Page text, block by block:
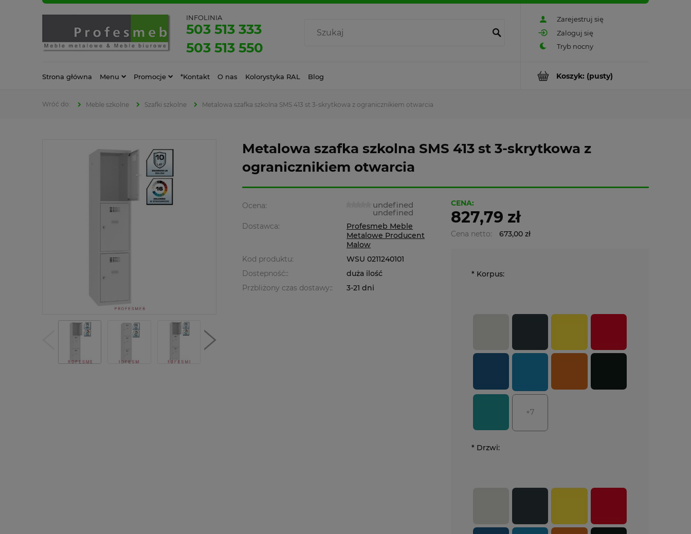
Zarejestruj się
Zaloguj się
INFOLINIA
503 513 333
503 513 550
Koszyk: (pusty)
Strona główna Menu Promocje *Kontakt O nas Kolorystyka RAL Blog
Meble szkolne Szafki szkolne Metalowa szafka szkolna SMS 413 st 3-skrytkowa z ogranicznikiem otwarcia
Metalowa szafka szkolna SMS 413 st 3-skrytkowa z
ogranicznikiem otwarcia
Ocena: undefined
undefined
Dostawca:
Profesmeb Meble
Metalowe Producent
Malow
Kod produktu:
WSU 0211240101
Dostepność::
duża ilość
Przbliżony czas dostawy::
3-21 dni
CENA:
827,79 zł
Cena netto: 673,00 zł
* Korpus:
+7
* Drzwi: